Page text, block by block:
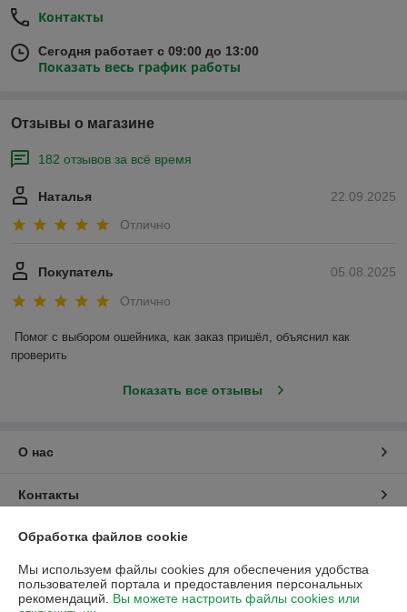
Контакты
Сегодня работает с 09:00 до 13:00
Показать весь график работы
Отзывы о магазине
182 отзывов за всё время
22.09.2025
Наталья
Отлично
05.08.2025
Покупатель
Отлично
Помог с выбором ошейника, как заказ пришёл, объяснил как
проверить
Показать все отзывы
О нас
Контакты
Доставка и оплата
График работы
Обработка файлов cookie
Мы используем файлы cookies для обеспечения удобства
пользователей портала и предоставления персональных
рекомендаций. Вы можете настроить файлы cookies или